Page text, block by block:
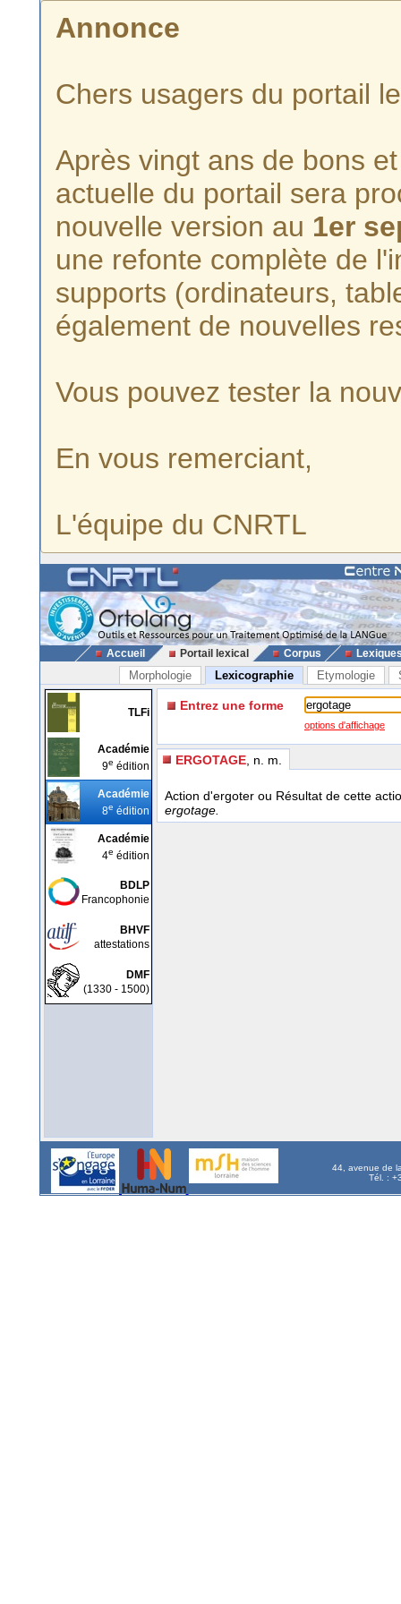
Annonce
Chers usagers du portail
Après vingt ans de bons
actuelle du portail sera
nouvelle version au 1er
une refonte complète de
supports (ordinateurs,
également de nouvelles
Vous pouvez tester la
En vous remerciant,
L'équipe du CNRTL
Accueil Portail lexical Corpus
Morphologie Lexicographie Etymologie
TLFi
Académie
9e édition
Académie
8e édition
Académie
4e édition
BDLP
Francophonie
BHVF
attestations
DMF
(1330 - 1500)
Entrez une forme
options d'affichage
ERGOTAGE , n. m.
Action d'ergoter ou Résultat de cette
ergotage.
44, avenue de
Tél. :